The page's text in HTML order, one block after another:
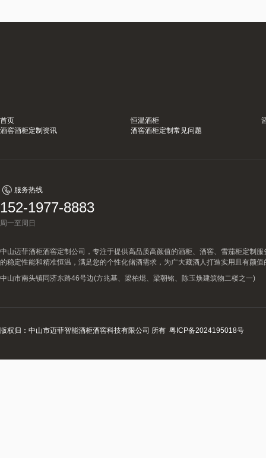
首页 恒温酒柜
酒窖酒柜定制资讯
酒窖酒柜定制常见问题
服务热线
152-1977-8883
周一至周日
中山迈菲酒柜酒窖定制公司，专注于提供高品质高颜值的酒柜、酒窖、雪茄柜定制
的稳定性能和精准恒温，满足您的个性化储酒需求，为广大藏酒人打造实用且有颜值
中山市南头镇同济东路46号边(方兆基、梁柏焜、梁朝铭、陈玉焕建筑物二楼之一)
版权归：中山市迈菲智能酒柜酒窖科技有限公司 所有 粤ICP备2024195018号